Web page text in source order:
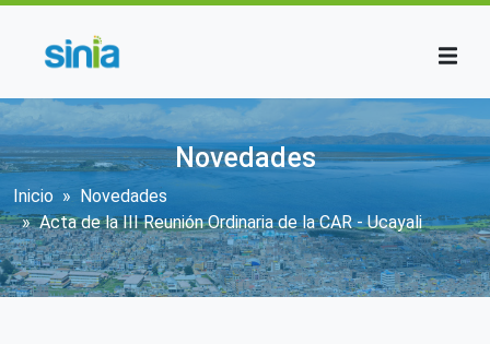
Novedades
Sobrescribir enlaces de ayuda a la
Inicio
Novedades
Acta de la III Reunión Ordinaria de la CAR - Ucayali